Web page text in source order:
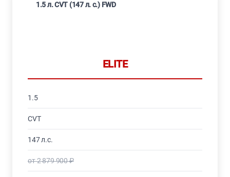
1.5 л. CVT (147 л. с.) FWD
ELITE
1.5
CVT
147 л.с.
от 2 879 900 ₽